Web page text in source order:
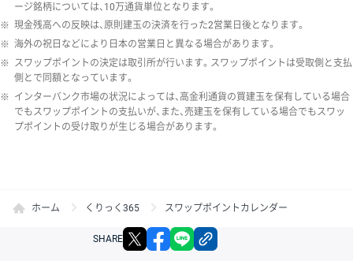
ージ銘柄については、10万通貨単位となります。
※ 現金残高への反映は、原則建玉の決済を行った2営業日後となります。
※ 海外の祝日などにより日本の営業日と異なる場合があります。
※ スワップポイントの決定は取引所が行います。スワップポイントは受取側と支払
側とで同額となっています。
※ インターバンク市場の状況によっては、高金利通貨の買建玉を保有している場合
でもスワップポイントの支払いが、また、売建玉を保有している場合でもスワッ
プポイントの受け取りが生じる場合があります。
ホーム くりっく365 スワップポイントカレンダー
SHARE X facebook